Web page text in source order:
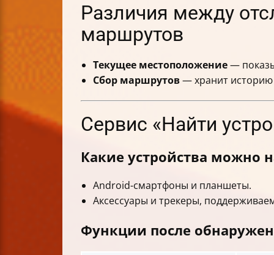
Различия между
маршрутов
Текущее местоположение—
Сбор маршрутов— хранит историю
Сервис «Найти
Какие устройства можно
Android-смартфоны и планшеты.
Аксессуары и трекеры,
Функции после